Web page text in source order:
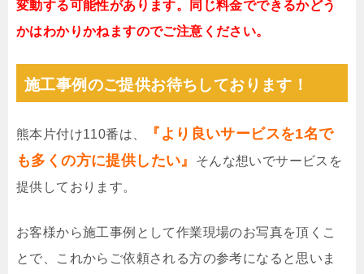
変動する可能性があります。同じ料金でできるかどう
かはわかりかねますのでご注意ください。
施工事例のご提供お待ちしております！
熊本片付け110番は、
『より良いサービスを1名で
も多くの方に提供したい』
そんな想いでサービスを
提供しております。
お客様から施工事例として作業現場のお写真を頂くこ
とで、これからご依頼される方の参考になると思いま